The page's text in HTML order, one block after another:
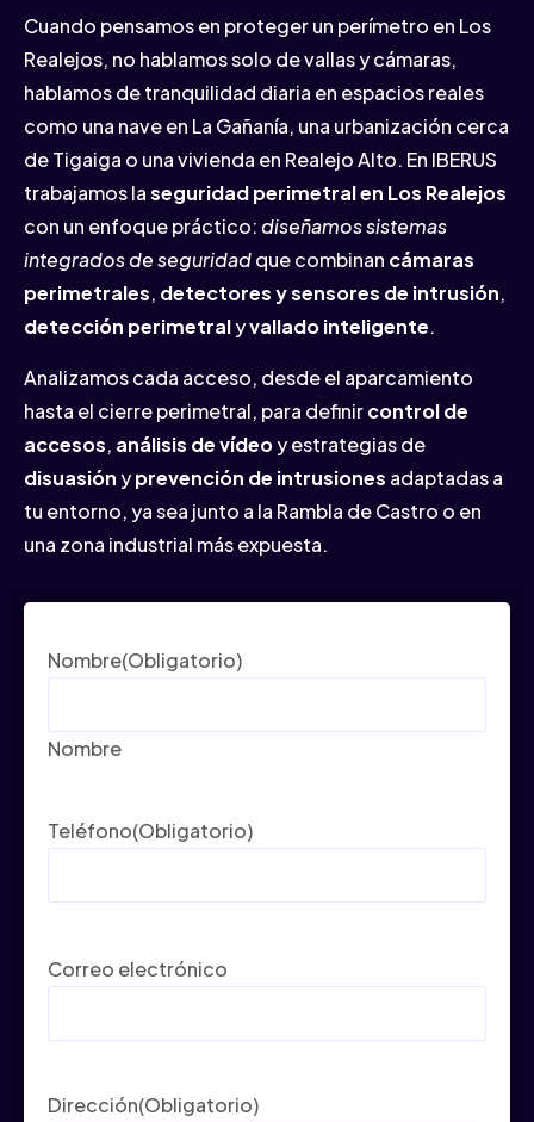
Cuando pensamos en proteger un perímetro en Los
Realejos, no hablamos solo de vallas y cámaras,
hablamos de tranquilidad diaria en espacios reales
como una nave en La Gañanía, una urbanización cerca
de Tigaiga o una vivienda en Realejo Alto. En IBERUS
trabajamos laseguridad perimetral en Los Realejos
con un enfoque práctico:diseñamos sistemas
integrados de seguridadque combinan cámaras
perimetrales, detectores y sensores de intrusión,
detección perimetralyvallado inteligente.
Analizamos cada acceso, desde el aparcamiento
hasta el cierre perimetral, para definircontrol de
accesos, análisis de vídeoy estrategias de
disuasiónyprevención de intrusiones adaptadas a
tu entorno, ya sea junto a la Rambla de Castro o en
una zona industrial más expuesta.
Nombre(Obligatorio)
Nombre
Teléfono(Obligatorio)
Correo electrónico
Dirección(Obligatorio)